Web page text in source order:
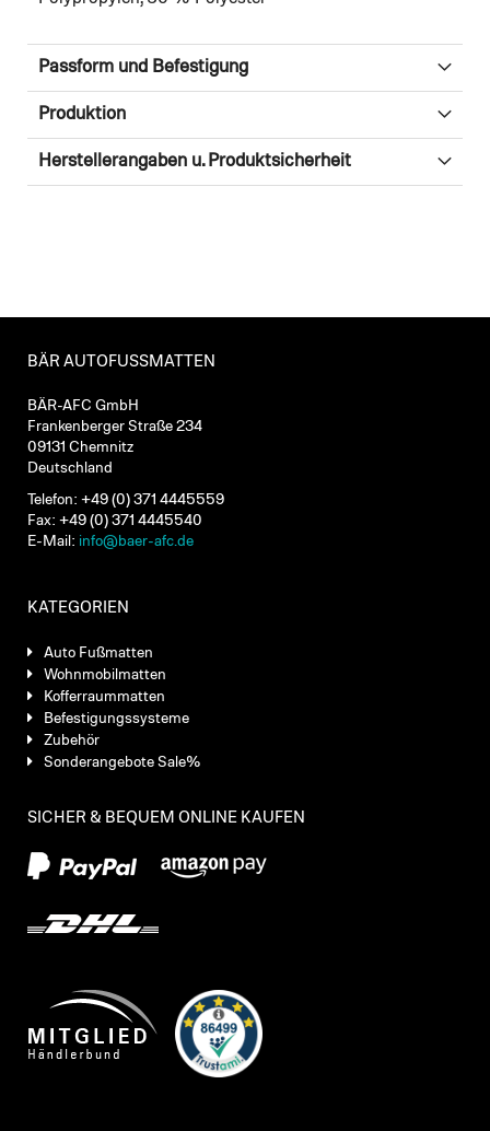
Passform und Befestigung
Produktion
Herstellerangaben u. Produktsicherheit
BÄR AUTOFUSSMATTEN
BÄR-AFC GmbH
Frankenberger Straße 234
09131 Chemnitz
Deutschland
Telefon: +49 (0) 371 4445559
Fax: +49 (0) 371 4445540
E-Mail: info@baer-afc.de
KATEGORIEN
Auto Fußmatten
Wohnmobilmatten
Kofferraummatten
Befestigungssysteme
Zubehör
Sonderangebote Sale%
SICHER & BEQUEM ONLINE KAUFEN